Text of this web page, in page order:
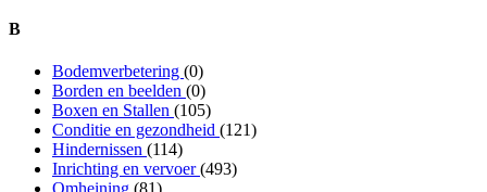
B
Bodemverbetering (0)
Borden en beelden (0)
Boxen en Stallen (105)
Conditie en gezondheid (121)
Hindernissen (114)
Inrichting en vervoer(493)
Omheining (81)